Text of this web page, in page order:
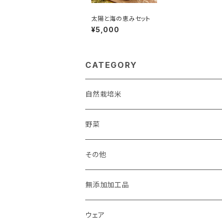
太陽と海の恵みセット
¥5,000
CATEGORY
自然栽培米
淡路島産
玄米
白米
九州産
玄米
白米
野菜
宅配野菜セット
玉ねぎ
その他
海産物
米粉
無添加加工品
ウェア